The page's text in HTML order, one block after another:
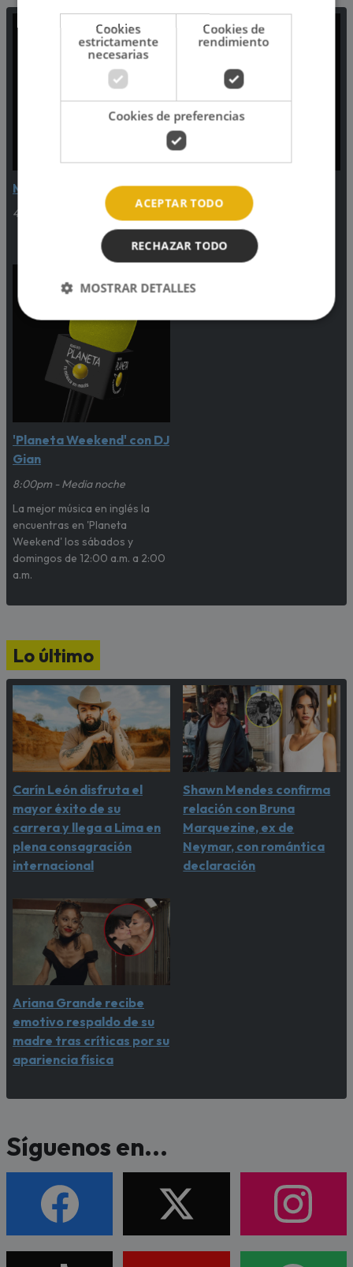
Música Continuada
4:00pm - 6:00pm
'25 Hits' con Jorge
Aguayo
6:00pm - 8:00pm
'Planeta Weekend' con DJ
Gian
8:00pm - Media noche
La mejor música en inglés la
encuentras en 'Planeta
Weekend' los sábados y
domingos de 12:00 a.m. a 2:00
a.m.
Lo último
Carín León disfruta el
mayor éxito de su
carrera y llega a Lima en
plena consagración
internacional
Shawn Mendes confirma
relación con Bruna
Marquezine, ex de
Neymar, con romántica
declaración
Ariana Grande recibe
emotivo respaldo de su
madre tras críticas por su
apariencia física
Síguenos en...
Cookies
estrictamente
necesarias
Cookies de
rendimiento
Cookies de preferencias
ACEPTAR TODO
RECHAZAR TODO
MOSTRAR DETALLES